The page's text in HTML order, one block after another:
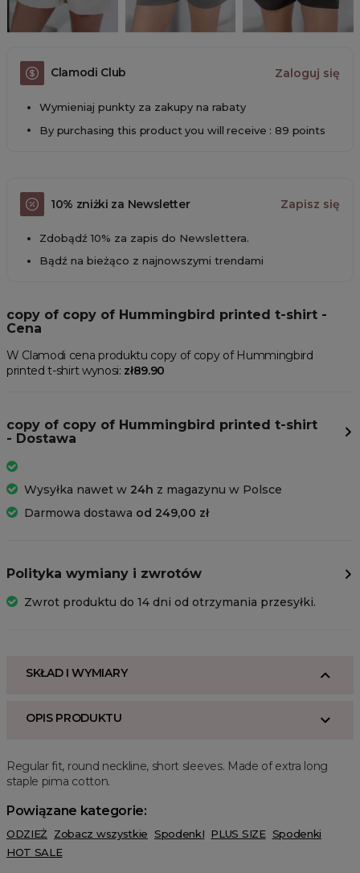
Clamodi Club Zaloguj się
Wymieniaj punkty za zakupy na rabaty
By purchasing this product you will receive : 89 points
10% zniżki za Newsletter Zapisz się
Zdobądź 10% za zapis do Newslettera.
Bądź na bieżąco z najnowszymi trendami
copy of copy of Hummingbird printed t-shirt -
Cena
W Clamodi cena produktu copy of copy of Hummingbird
printed t-shirt wynosi: zł89.90
copy of copy of Hummingbird printed t-shirt
- Dostawa
Wysyłka nawet w 24h z magazynu w Polsce
Darmowa dostawa od 249,00 zł
Polityka wymiany i zwrotów
Zwrot produktu do 14 dni od otrzymania przesyłki.
SKŁAD I WYMIARY
OPIS PRODUKTU
Regular fit, round neckline, short sleeves. Made of extra long
staple pima cotton.
Powiązane kategorie:
ODZIEŻ Zobacz wszystkie SpodenkI PLUS SIZE Spodenki
HOT SALE